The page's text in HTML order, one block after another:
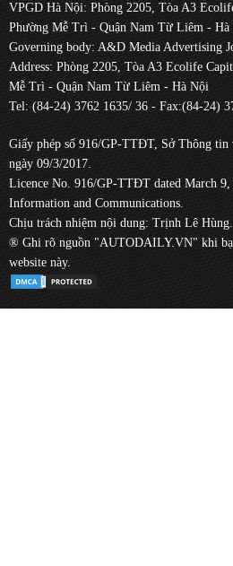
VPGD Hà Nội: Phòng 2205, Tòa A3
Phường Mễ Trì - Quận Nam Từ Liêm - Hà
Governing body: A&D Media Advertising
Address: Phòng 2205, Tòa A3 Ecolife
Mễ Trì - Quận Nam Từ Liêm - Hà Nội
Tel: (84-24) 3762 1635/ 36 - Fax:(84-24)
Giấy phép số 916/GP-TTĐT, Sở Thông tin
ngày 09/3/2017.
Licence No. 916/GP-TTĐT dated March
Information and Communications.
Chịu trách nhiệm nội dung: Trịnh Lê Hùng.
® Ghi rõ nguồn "AUTODAILY.VN" khi
website này.